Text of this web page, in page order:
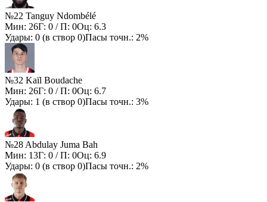
№22 Tanguy Ndombélé
Мин: 26Г: 0 / П: 0Оц: 6.3
Удары: 0 (в створ 0)Пасы точн.: 2%
№32 Kaïl Boudache
Мин: 26Г: 0 / П: 0Оц: 6.7
Удары: 1 (в створ 0)Пасы точн.: 3%
№28 Abdulay Juma Bah
Мин: 13Г: 0 / П: 0Оц: 6.9
Удары: 0 (в створ 0)Пасы точн.: 2%